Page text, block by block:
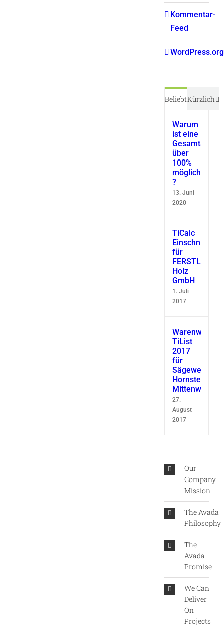
Kommentar-
Feed
WordPress.org
BeliebtKürzlich
Warum
ist eine
über
100%
möglich
?
13. Juni
2020
TiCalc
für
FERSTL
Holz
GmbH
1. Juli
2017
TiList
2017
für
Sägewerk
Hornsteiner
Mittenwald
27.
August
2017
Our
Company
Mission
The Avada
Philosophy
The
Avada
Promise
We Can
Deliver
On
Projects